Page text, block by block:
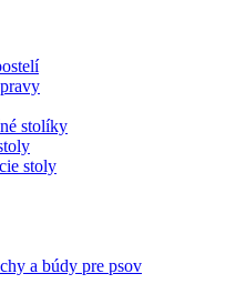
stolíky
stoly
a búdy pre psov